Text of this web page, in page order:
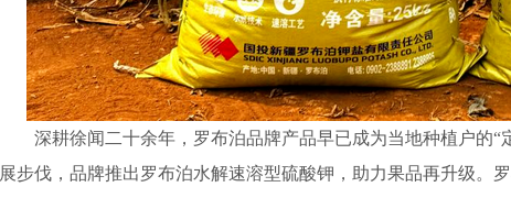
深耕徐闻二十余年，罗布泊品牌产品早已成为当地种植户的
展步伐，品牌推出罗布泊水解速溶型硫酸钾，助力果品再升级。